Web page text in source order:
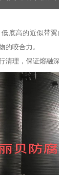
底高的近似带
的咬合力。
清理，保证熔融